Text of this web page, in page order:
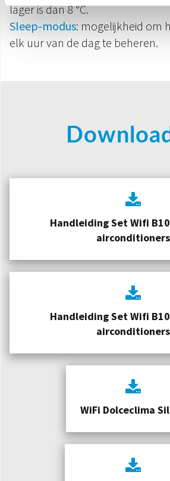
lager is dan 8 °C.
Sleep-modus: mogelijkheid om
elk uur van de dag te beheren.
Handleiding Set Wifi
airconditioners
Handleiding Set Wifi
airconditioners
WiFi Dolceclima